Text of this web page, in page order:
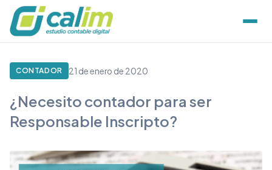
CONTADOR 21 de enero de 2020
¿Necesito contador para ser
Responsable Inscripto?